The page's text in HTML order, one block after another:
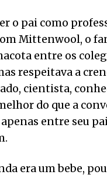
o pai como
Mittenwool, o
entre os
respeitava a
cientista,
do que a
entre seu
era um bebe,